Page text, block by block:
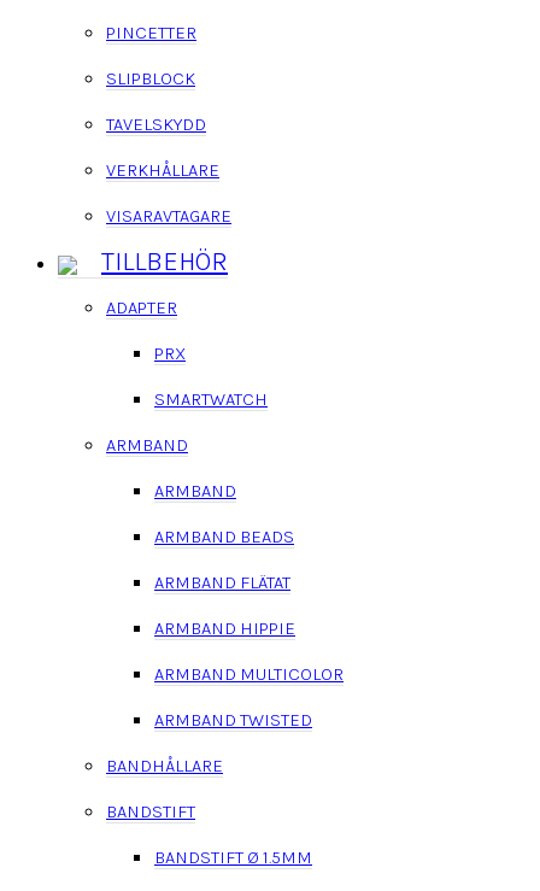
PINCETTER
SLIPBLOCK
TAVELSKYDD
VERKHÅLLARE
VISARAVTAGARE
TILLBEHÖR
ADAPTER
PRX
SMARTWATCH
ARMBAND
ARMBAND
ARMBAND BEADS
ARMBAND FLÄTAT
ARMBAND HIPPIE
ARMBAND MULTICOLOR
ARMBAND TWISTED
BANDHÅLLARE
BANDSTIFT
BANDSTIFT Ø 1.5MM